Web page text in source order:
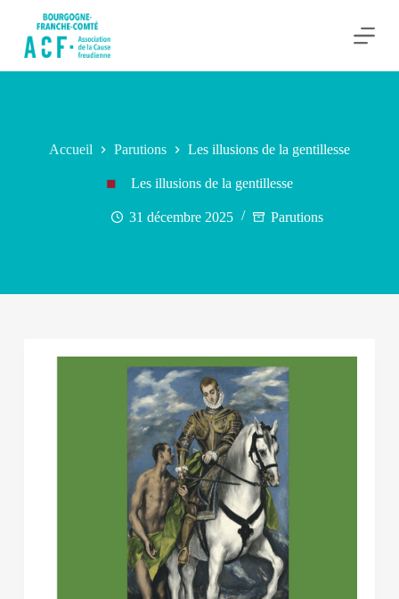
Accueil Parutions Les illusions de la gentillesse
Les illusions de la gentillesse
31 décembre 2025 Parutions